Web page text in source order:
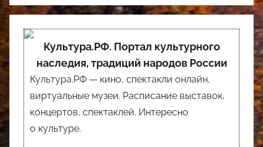
Культура.РФ. Портал культурного
наследия, традиций народов России
Культура.РФ — кино, спектакли онлайн,
виртуальные музеи. Расписание выставок,
концертов, спектаклей. Интересно
о культуре.